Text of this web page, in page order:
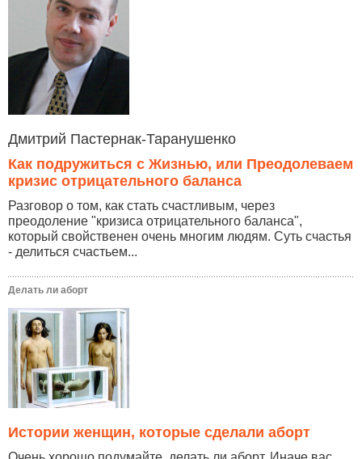
Дмитрий Пастернак-Таранушенко
Как подружиться с Жизнью, или Преодолеваем
кризис отрицательного баланса
Разговор о том, как стать счастливым, через
преодоление "кризиса отрицательного баланса",
который свойственен очень многим людям. Суть счастья
- делиться счастьем...
Делать ли аборт
Истории женщин, которые сделали аборт